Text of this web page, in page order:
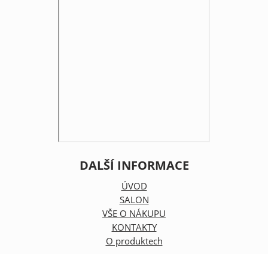
DALŠÍ INFORMACE
ÚVOD
SALON
VŠE O NÁKUPU
KONTAKTY
O produktech